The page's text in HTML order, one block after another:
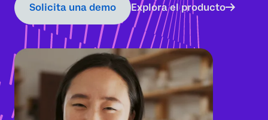
Solicita una demo Explora el producto